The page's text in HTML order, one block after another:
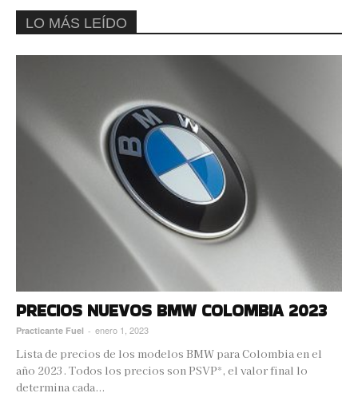
LO MÁS LEÍDO
PRECIOS NUEVOS BMW COLOMBIA 2023
Practicante Fuel - enero 1, 2023
Lista de precios de los modelos BMW para Colombia en el
año 2023. Todos los precios son PSVP*, el valor final lo
determina cada...